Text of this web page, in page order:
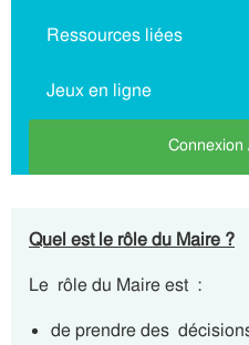
Ressources liées
Jeux en ligne
Connexion
Quel est le rôle du Maire ?
Le rôle du Maire est :
de prendre des